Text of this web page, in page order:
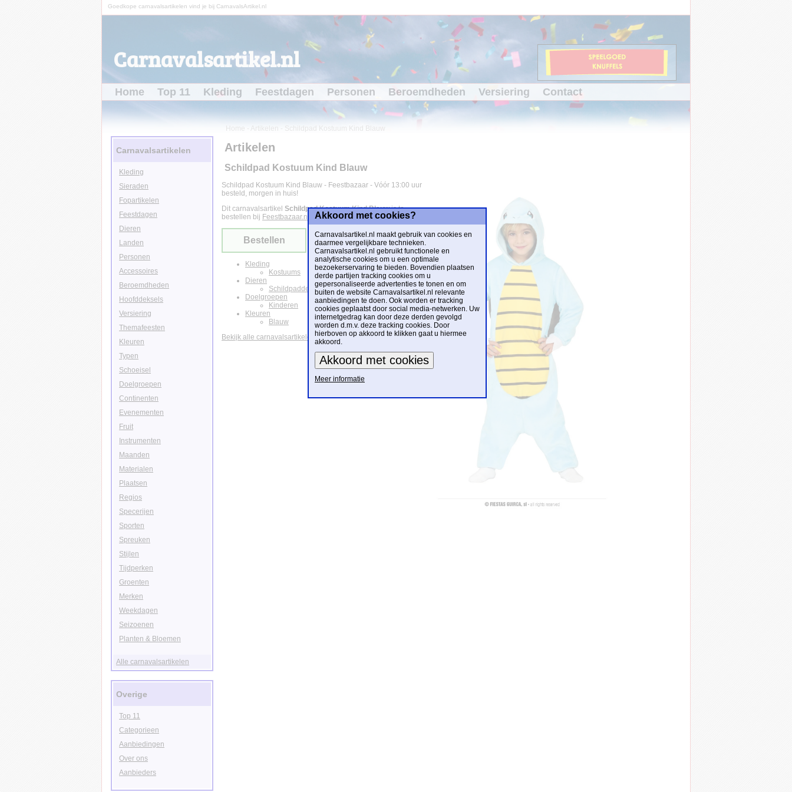
Goedkope carnavalsartikelen vind je bij CarnavalsArtikel.nl
Carnavalsartikel.nl
Home Top 11 Kleding Feestdagen Personen Beroemdheden Versiering Contact
Home Artikelen Schildpad Kostuum Kind Blauw
Artikelen
Schildpad Kostuum Kind Blauw
Schildpad Kostuum Kind Blauw - Feestbazaar - Vóór 13:00 uur
besteld, morgen in huis!
Dit carnavalsartikel Schildpad Kostuum Kind Blauwis te
bestellen bij Feestbazaar.nl voor€ 25,95.
Bestellen
Kleding
Kostuums
Dieren
Schildpadden
Doelgroepen
Kinderen
Kleuren
Blauw
Bekijk alle carnavalsartikelen
Carnavalsartikelen
Kleding
Sieraden
Fopartikelen
Feestdagen
Dieren
Landen
Personen
Accessoires
Beroemdheden
Hoofddeksels
Versiering
Themafeesten
Kleuren
Typen
Schoeisel
Doelgroepen
Continenten
Evenementen
Fruit
Instrumenten
Maanden
Materialen
Plaatsen
Regios
Specerijen
Sporten
Spreuken
Stijlen
Tijdperken
Groenten
Merken
Weekdagen
Seizoenen
Planten & Bloemen
Alle carnavalsartikelen
Overige
Top 11
Categorieen
Aanbiedingen
Over ons
Aanbieders
Akkoord met cookies?
Carnavalsartikel.nl maakt gebruik van cookies en
daarmee vergelijkbare technieken.
Carnavalsartikel.nl gebruikt functionele en
analytische cookies om u een optimale
bezoekerservaring te bieden. Bovendien plaatsen
derde partijen tracking cookies om u
gepersonaliseerde advertenties te tonen en om
buiten de website Carnavalsartikel.nl relevante
aanbiedingen te doen. Ook worden er tracking
cookies geplaatst door social media-netwerken. Uw
internetgedrag kan door deze derden gevolgd
worden d.m.v. deze tracking cookies. Door
hierboven op akkoord te klikken gaat u hiermee
akkoord.
Meer informatie